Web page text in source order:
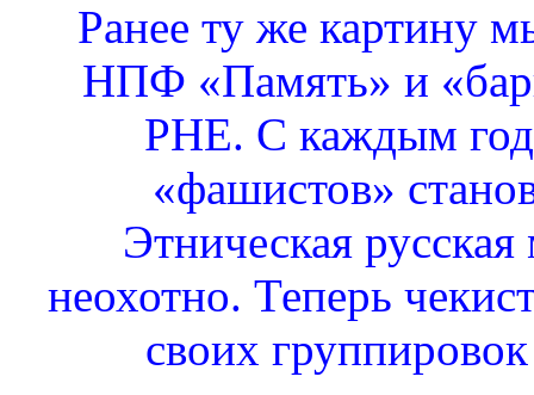
Ранее ту же картину
НПФ «Память» и
РНЕ. С каждым
«фашистов»
Этническая
неохотно. Теперь
своих